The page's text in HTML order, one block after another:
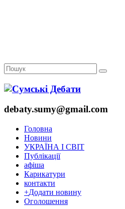
debaty.sumy@gmail.com
Головна
Новини
УКРАЇНА І СВІТ
Публікації
афіша
Карикатури
контакти
+Додати новину
Оголошення